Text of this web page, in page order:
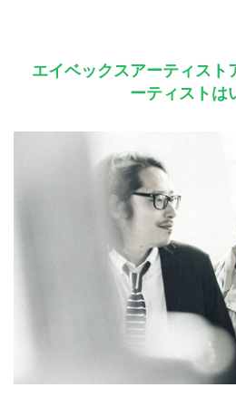
エイベックスアーティスト
ーティストは